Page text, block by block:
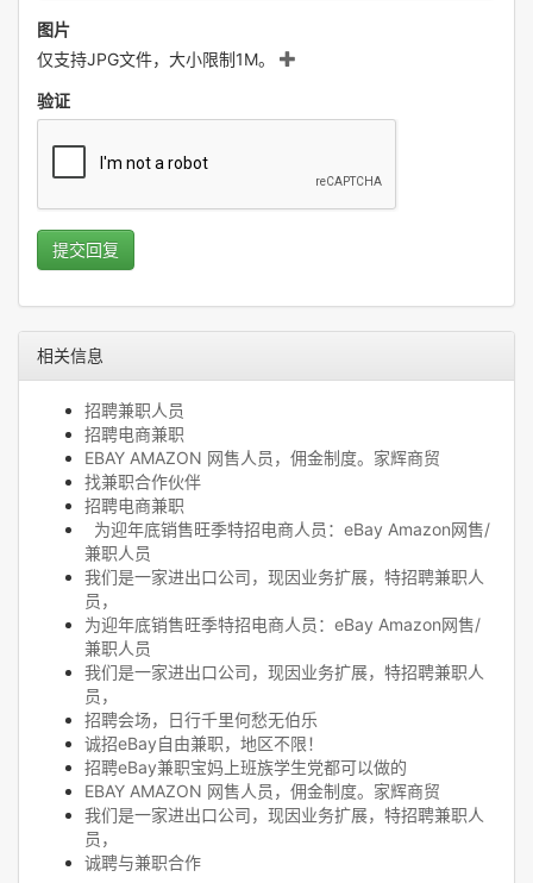
图片
仅支持JPG文件，大小限制1M。
验证
提交回复
相关信息
招聘兼职人员
招聘电商兼职
EBAY AMAZON 网售人员，佣金制度。家辉商贸
找兼职合作伙伴
招聘电商兼职
为迎年底销售旺季特招电商人员：eBay Amazon网售/
兼职人员
我们是一家进出口公司，现因业务扩展，特招聘兼职人
员，
为迎年底销售旺季特招电商人员：eBay Amazon网售/
兼职人员
我们是一家进出口公司，现因业务扩展，特招聘兼职人
员，
招聘会场，日行千里何愁无伯乐
诚招eBay自由兼职，地区不限！
招聘eBay兼职宝妈上班族学生党都可以做的
EBAY AMAZON 网售人员，佣金制度。家辉商贸
我们是一家进出口公司，现因业务扩展，特招聘兼职人
员，
诚聘与兼职合作